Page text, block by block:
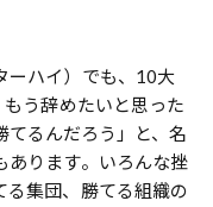
ーハイ）でも、10大
う辞めたいと思った
てるんだろう」と、名
あります。いろんな挫
る集団、勝てる組織の